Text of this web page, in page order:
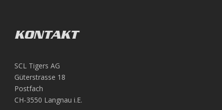
KONTAKT
SCL Tigers AG
Güterstrasse 18
Postfach
CH-3550 Langnau i.E.